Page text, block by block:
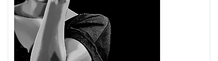
Διαβάστε την «Ναυπακτία» που κυκλοφορεί
24/07 • 11:31
ΕΚΤΑΚΤΟ – ΝΑΥΠΑΚΤΙΑ: ΣΥΝΑΓΕΡΜΟΣ ΣΤΗΝ
ΠΥΡΟΣΒΕΣΤΙΚΗ ΓΙΑ ΦΩΤΙΑ ΣΤΟΝ ΑΓΙΟ ΗΛΙΑ ΠΡΙΝ ΤΗ
ΓΡΑΝΙΤΣΑ